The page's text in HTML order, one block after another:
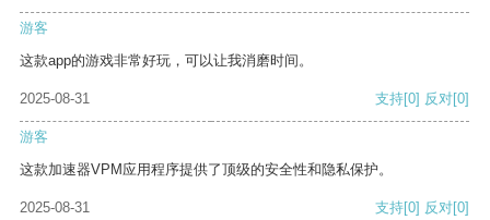
游客
这款app的游戏非常好玩，可以让我消磨时间。
2025-08-31 支持[0] 反对[0]
游客
这款加速器VPM应用程序提供了顶级的安全性和隐私保护。
2025-08-31 支持[0] 反对[0]